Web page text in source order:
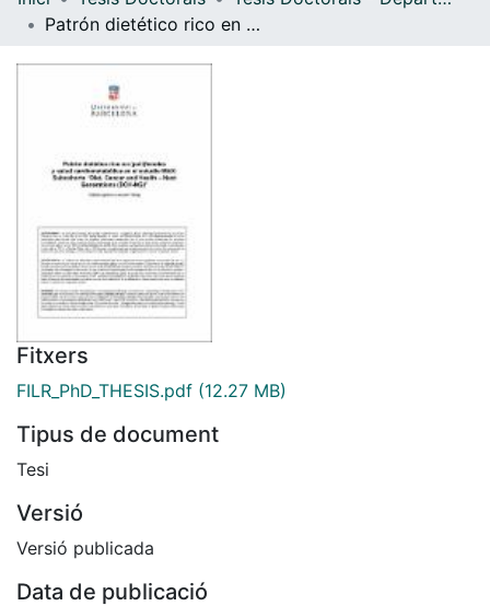
Patrón dietético rico en (poli)fenoles y salud cardiometabólica en el estudio MAX: Subcohorte “Diet, Cancer and Health – Next Generations (DCH-NG)"
Fitxers
FILR_PhD_THESIS.pdf (12.27 MB)
Tipus de document
Tesi
Versió
Versió publicada
Data de publicació